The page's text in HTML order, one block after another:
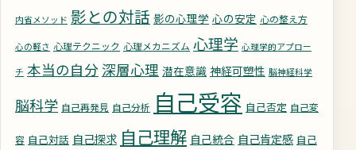
内省メソッド 影との対話 影の心理学 心の安定 心の整え方
心の軽さ 心理テクニック 心理メカニズム 心理学 心理学的アプロー
チ 本当の自分 深層心理 潜在意識 神経可塑性 脳神経科学
脳科学 自己再発見 自己分析 自己受容 自己否定 自己変
容 自己対話 自己探求 自己理解 自己統合 自己肯定感 自己